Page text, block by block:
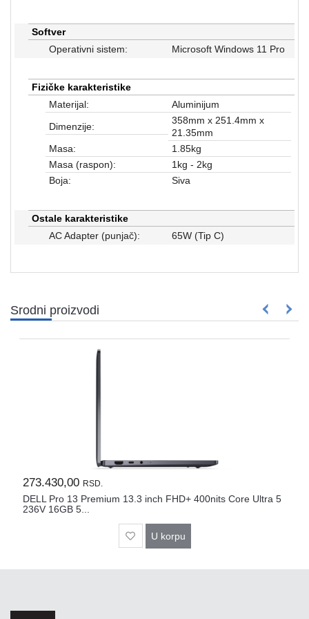
Softver
Operativni sistem:
Microsoft Windows 11 Pro
Fizičke karakteristike
Materijal:
Aluminijum
Dimenzije:
358mm x 251.4mm x
21.35mm
Masa:
1.85kg
Masa (raspon):
1kg - 2kg
Boja:
Siva
Ostale karakteristike
AC Adapter (punjač):
65W (Tip C)
Srodni proizvodi
273.430,00 RSD.
DELL Pro 13 Premium 13.3 inch FHD+ 400nits Core Ultra 5
236V 16GB 5...
U korpu